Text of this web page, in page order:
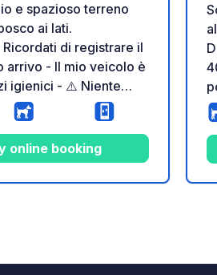
e spazioso terreno
ai lati.
di registrare il
arrivo - Il mio veicolo è
igienici - ⚠️ Niente
- Donazione libera
per il proprietario
en
online booking